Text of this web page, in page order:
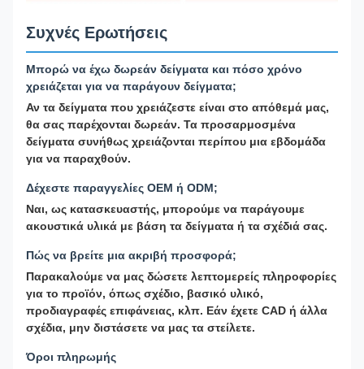
Συχνές Ερωτήσεις
Μπορώ να έχω δωρεάν δείγματα και πόσο χρόνο
χρειάζεται για να παράγουν δείγματα;
Αν τα δείγματα που χρειάζεστε είναι στο απόθεμά μας,
θα σας παρέχονται δωρεάν. Τα προσαρμοσμένα
δείγματα συνήθως χρειάζονται περίπου μια εβδομάδα
για να παραχθούν.
Δέχεστε παραγγελίες OEM ή ODM;
Ναι, ως κατασκευαστής, μπορούμε να παράγουμε
ακουστικά υλικά με βάση τα δείγματα ή τα σχέδιά σας.
Πώς να βρείτε μια ακριβή προσφορά;
Παρακαλούμε να μας δώσετε λεπτομερείς πληροφορίες
για το προϊόν, όπως σχέδιο, βασικό υλικό,
προδιαγραφές επιφάνειας, κλπ. Εάν έχετε CAD ή άλλα
σχέδια, μην διστάσετε να μας τα στείλετε.
Όροι πληρωμής